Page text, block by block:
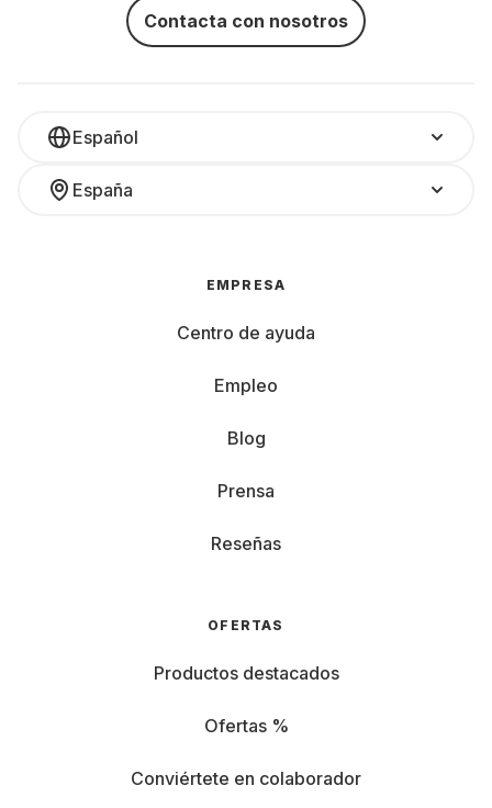
Contacta con nosotros
Español
España
EMPRESA
Centro de ayuda
Empleo
Blog
Prensa
Reseñas
OFERTAS
Productos destacados
Ofertas %
Conviértete en colaborador